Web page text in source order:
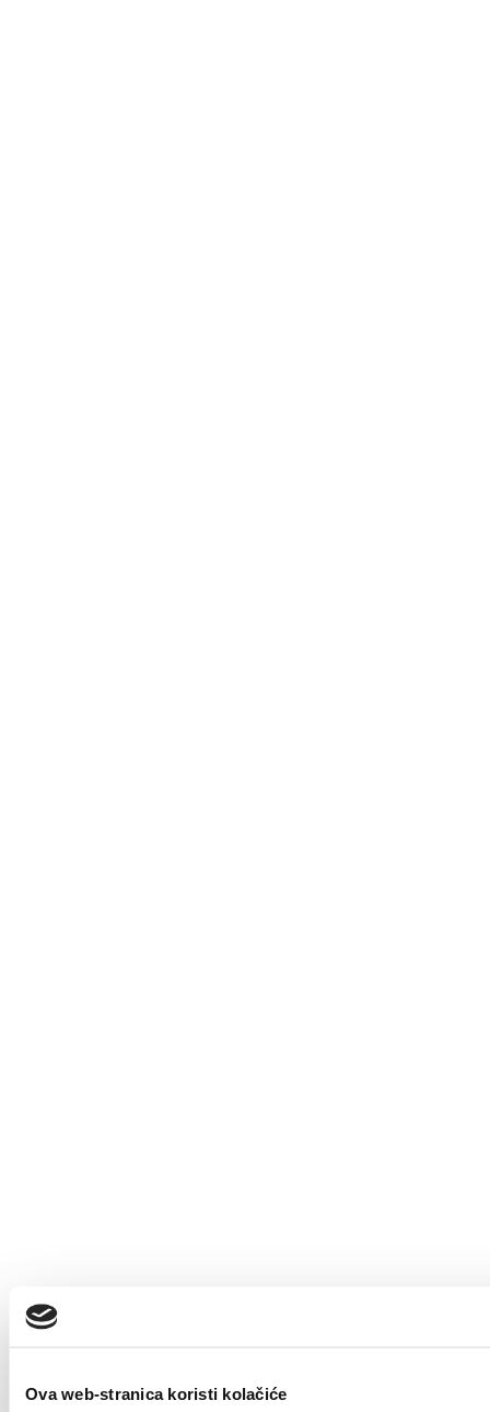
Ova web-stranica koristi kolačiće